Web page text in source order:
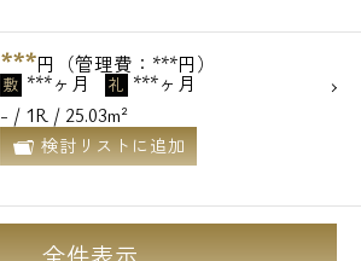
***円（管理費：***円）
敷 ***ヶ月 礼 ***ヶ月
- / 1R / 25.03m²
検討リストに追加